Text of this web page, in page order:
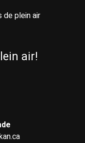
de plein air
air!